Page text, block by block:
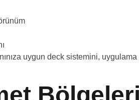
uygun deck sistemini, uygulama